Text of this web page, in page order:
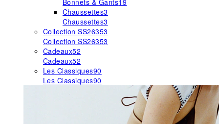
Bonnets & Gants19
Chaussettes3
Chaussettes3
Collection SS26353
Collection SS26353
Cadeaux52
Cadeaux52
Les Classiques90
Les Classiques90